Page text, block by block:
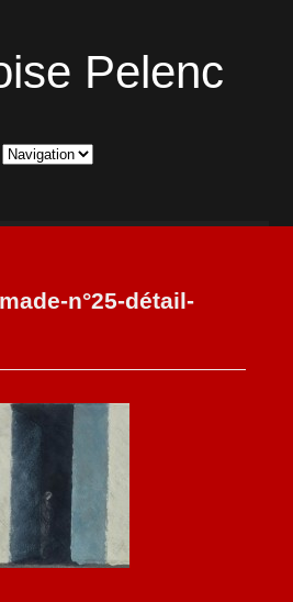
Pelenc
n°25-détail-